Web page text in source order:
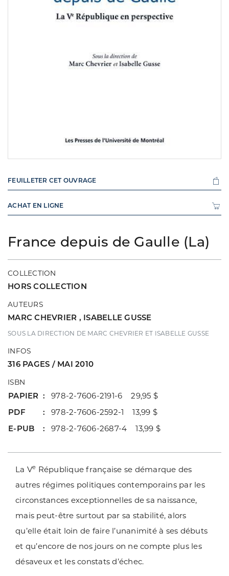
France depuis de Gaulle (La)
COLLECTION
HORS COLLECTION
AUTEURS
MARC CHEVRIER , ISABELLE GUSSE
SOUS LA DIRECTION DE MARC CHEVRIER ET ISABELLE GUSSE
INFOS
316 PAGES / MAI 2010
ISBN
PAPIER
978-2-7606-2191-6 29,95 $
PDF
978-2-7606-2592-1 13,99 $
E-PUB
978-2-7606-2687-4 13,99 $
La Ve République française se démarque des
autres régimes politiques contemporains par les
circonstances exceptionnelles de sa naissance,
mais peut-être surtout par sa stabilité, alors
qu’elle était loin de faire l’unanimité à ses débuts
et qu’encore de nos jours on ne compte plus les
désaveux et les constats d’échec.
FEUILLETER CET OUVRAGE
ACHAT EN LIGNE